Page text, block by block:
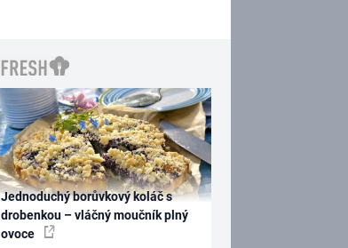
Jednoduchý borůvkový koláč s
drobenkou – vláčný moučník plný
ovoce